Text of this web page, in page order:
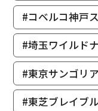
#コベルコ神戸
#埼玉ワイルド
#東京サンゴリ
#東芝ブレイブ